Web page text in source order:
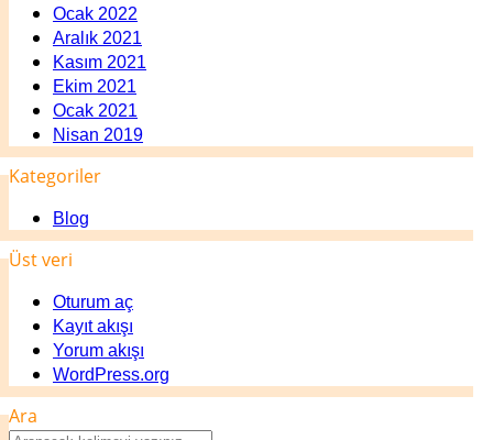
Ocak 2022
Aralık 2021
Kasım 2021
Ekim 2021
Ocak 2021
Nisan 2019
Kategoriler
Blog
Üst veri
Oturum aç
Kayıt akışı
Yorum akışı
WordPress.org
Ara